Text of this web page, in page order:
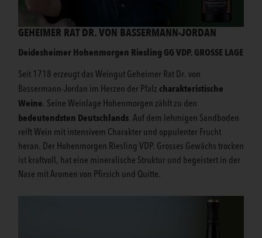
GEHEIMER RAT DR. VON BASSERMANN-JORDAN
Deidesheimer Hohenmorgen Riesling GG VDP. GROSSE LAGE
Seit 1718 erzeugt das Weingut Geheimer Rat Dr. von
Bassermann-Jordan im Herzen der Pfalz charakteristische
Weine. Seine Weinlage Hohenmorgen zählt zu den
bedeutendsten Deutschlands. Auf dem lehmigen Sandboden
reift Wein mit intensivem Charakter und oppulenter Frucht
heran. Der Hohenmorgen Riesling VDP. Grosses Gewächs trocken
ist kraftvoll, hat eine mineralische Struktur und begeistert in der
Nase mit Aromen von Pfirsich und Quitte.